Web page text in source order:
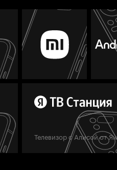
Телевизор с Алисой от